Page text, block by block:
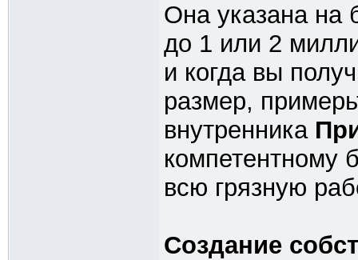
Она указана на
до 1 или 2
и когда вы
размер,
внутренника
компетентному
всю грязную
Создание